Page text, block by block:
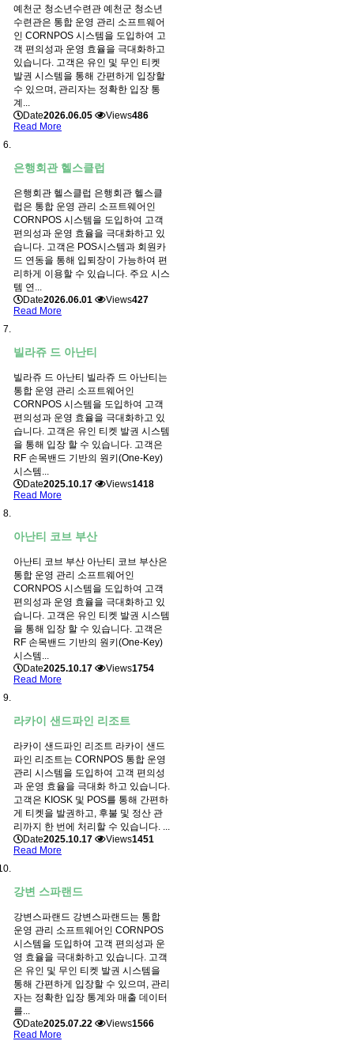
예천군 청소년수련관 예천군 청소년
수련관은 통합 운영 관리 소프트웨어
인 CORNPOS 시스템을 도입하여 고
객 편의성과 운영 효율을 극대화하고
있습니다. 고객은 유인 및 무인 티켓
발권 시스템을 통해 간편하게 입장할
수 있으며, 관리자는 정확한 입장 통
계...
Date2026.06.05 Views486
Read More
은행회관 헬스클럽
은행회관 헬스클럽 은행회관 헬스클
럽은 통합 운영 관리 소프트웨어인
CORNPOS 시스템을 도입하여 고객
편의성과 운영 효율을 극대화하고 있
습니다. 고객은 POS시스템과 회원카
드 연동을 통해 입퇴장이 가능하여 편
리하게 이용할 수 있습니다. 주요 시스
템 연...
Date2026.06.01 Views427
Read More
빌라쥬 드 아난티
빌라쥬 드 아난티 빌라쥬 드 아난티는
통합 운영 관리 소프트웨어인
CORNPOS 시스템을 도입하여 고객
편의성과 운영 효율을 극대화하고 있
습니다. 고객은 유인 티켓 발권 시스템
을 통해 입장 할 수 있습니다. 고객은
RF 손목밴드 기반의 원키(One-Key)
시스템...
Date2025.10.17 Views1418
Read More
아난티 코브 부산
아난티 코브 부산 아난티 코브 부산은
통합 운영 관리 소프트웨어인
CORNPOS 시스템을 도입하여 고객
편의성과 운영 효율을 극대화하고 있
습니다. 고객은 유인 티켓 발권 시스템
을 통해 입장 할 수 있습니다. 고객은
RF 손목밴드 기반의 원키(One-Key)
시스템...
Date2025.10.17 Views1754
Read More
라카이 샌드파인 리조트
라카이 샌드파인 리조트 라카이 샌드
파인 리조트는 CORNPOS 통합 운영
관리 시스템을 도입하여 고객 편의성
과 운영 효율을 극대화 하고 있습니다.
고객은 KIOSK 및 POS를 통해 간편하
게 티켓을 발권하고, 후불 및 정산 관
리까지 한 번에 처리할 수 있습니다. ...
Date2025.10.17 Views1451
Read More
강변 스파랜드
강변스파랜드 강변스파랜드는 통합
운영 관리 소프트웨어인 CORNPOS
시스템을 도입하여 고객 편의성과 운
영 효율을 극대화하고 있습니다. 고객
은 유인 및 무인 티켓 발권 시스템을
통해 간편하게 입장할 수 있으며, 관리
자는 정확한 입장 통계와 매출 데이터
를...
Date2025.07.22 Views1566
Read More